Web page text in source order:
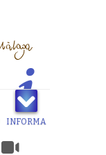
INFORMA